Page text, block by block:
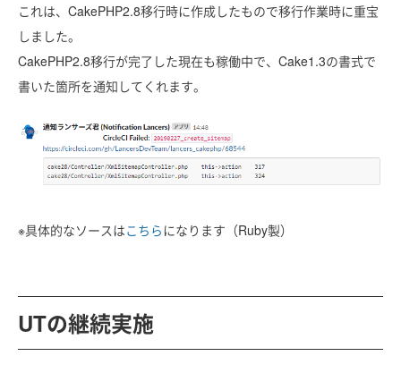
これは、CakePHP2.8移行時に作成したもので移行作業時に重宝
しました。
CakePHP2.8移行が完了した現在も稼働中で、Cake1.3の書式で
書いた箇所を通知してくれます。
※具体的なソースはこちらになります（Ruby製）
UTの継続実施